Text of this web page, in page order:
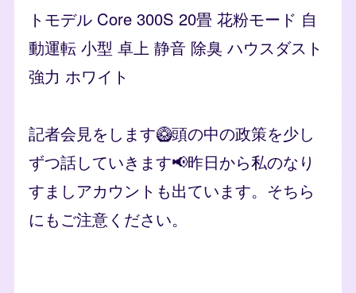
トモデル Core 300S 20畳 花粉モード 自
動運転 小型 卓上 静音 除臭 ハウスダスト
強力 ホワイト
記者会見をします🥝頭の中の政策を少し
ずつ話していきます📢昨日から私のなり
すましアカウントも出ています。そちら
にもご注意ください。